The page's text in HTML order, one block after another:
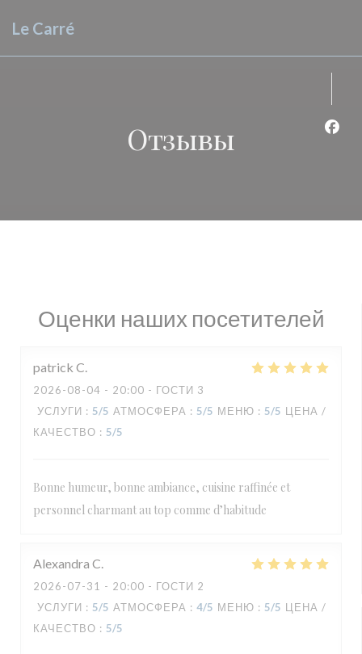
Le Carré
Отзывы
Оценки наших посетителей
patrick C
2026-08-04 - 20:00 - ГОСТИ 3
УСЛУГИ : 5/5 АТМОСФЕРА : 5/5 МЕНЮ : 5/5 ЦЕНА /
КАЧЕСТВО : 5/5
Bonne humeur, bonne ambiance, cuisine raffinée et
personnel charmant au top comme d’habitude
Alexandra C
2026-07-31 - 20:00 - ГОСТИ 2
УСЛУГИ : 5/5 АТМОСФЕРА : 4/5 МЕНЮ : 5/5 ЦЕНА /
КАЧЕСТВО : 5/5